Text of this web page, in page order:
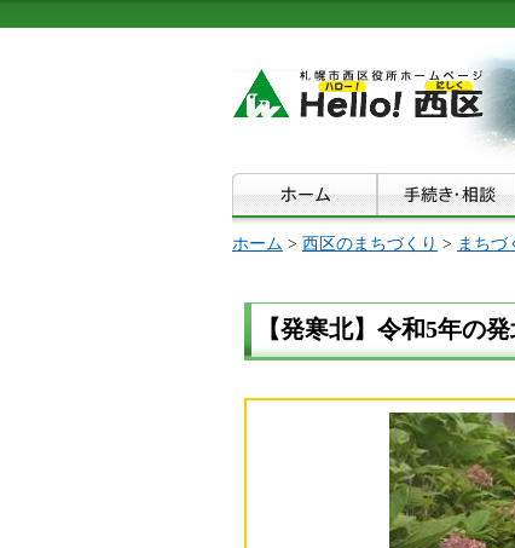
ホーム > 西区のまちづくり > まちづ
【発寒北】令和5年の